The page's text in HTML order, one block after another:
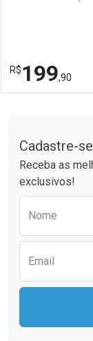
R$199,90
Laboratório
Por Menos
Cadastre-
Receba as
exclusivos!
Nome
Email